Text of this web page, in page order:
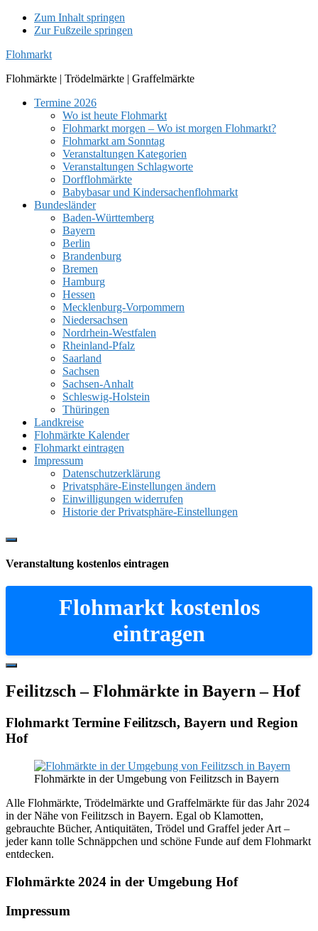
Zum Inhalt springen
Zur Fußzeile springen
Flohmarkt
Flohmärkte | Trödelmärkte | Graffelmärkte
Termine 2026
Wo ist heute Flohmarkt
Flohmarkt morgen – Wo ist morgen Flohmarkt?
Flohmarkt am Sonntag
Veranstaltungen Kategorien
Veranstaltungen Schlagworte
Dorfflohmärkte
Babybasar und Kindersachenflohmarkt
Bundesländer
Baden-Württemberg
Bayern
Berlin
Brandenburg
Bremen
Hamburg
Hessen
Mecklenburg-Vorpommern
Niedersachsen
Nordrhein-Westfalen
Rheinland-Pfalz
Saarland
Sachsen
Sachsen-Anhalt
Schleswig-Holstein
Thüringen
Landkreise
Flohmärkte Kalender
Flohmarkt eintragen
Impressum
Datenschutzerklärung
Privatsphäre-Einstellungen ändern
Einwilligungen widerrufen
Historie der Privatsphäre-Einstellungen
Show
Content
Veranstaltung kostenlos eintragen
Flohmarkt kostenlos
eintragen
Hide
Content
Feilitzsch – Flohmärkte in Bayern – Hof
Flohmarkt Termine Feilitzsch, Bayern und Region
Hof
Flohmärkte in der Umgebung von Feilitzsch in Bayern
Alle Flohmärkte, Trödelmärkte und Graffelmärkte für das Jahr 2024
in der Nähe von Feilitzsch in Bayern. Egal ob Klamotten,
gebrauchte Bücher, Antiquitäten, Trödel und Graffel jeder Art –
jeder kann tolle Schnäppchen und schöne Funde auf dem Flohmarkt
entdecken.
Flohmärkte 2024 in der Umgebung Hof
Footer
Impressum